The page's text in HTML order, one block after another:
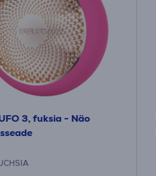
3, fuksia - Näo